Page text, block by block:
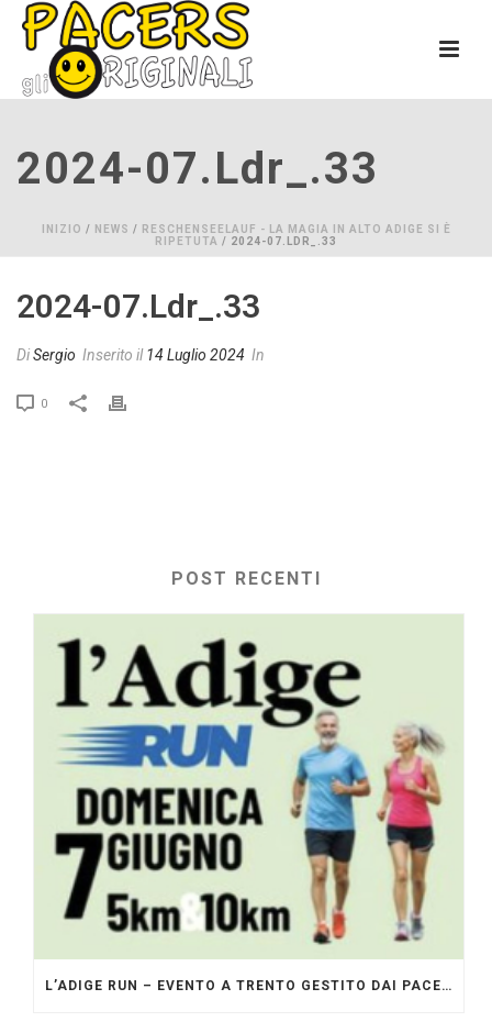
2024-07.ldr_.33
INIZIO / NEWS / RESCHENSEELAUF - LA MAGIA IN ALTO ADIGE SI È
RIPETUTA / 2024-07.LDR_.33
2024-07.ldr_.33
DiSergio Inserito il14 Luglio 2024 In
0
POST RECENTI
L’ADIGE RUN – EVENTO A TRENTO GESTITO DAI PACERS GLI ORIGINALI